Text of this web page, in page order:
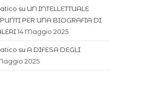
su UN INTELLETTUALE
PER UNA BIOGRAFIA DI
14 Maggio 2025
su A DIFESA DEGLI
2025